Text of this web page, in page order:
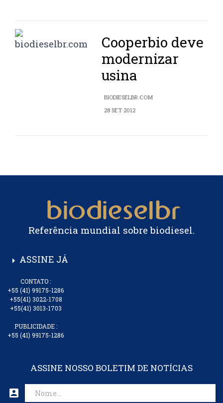
Cooperbio deve
modernizar
usina
BIODIESELBR.COM
28 SET 2012
Referência mundial sobre biodiesel.
arrow_right ASSINE JÁ
CONTATO :
+55 (41) 99175-1286
+55(41) 3022-1708
+55(41) 3013-1703
PUBLICIDADE :
+55 (41) 99175-1286
ASSINE NOSSO BOLETIM DE NOTÍCIAS
account_box